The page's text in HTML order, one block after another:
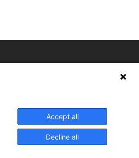
Accept all
Decline all